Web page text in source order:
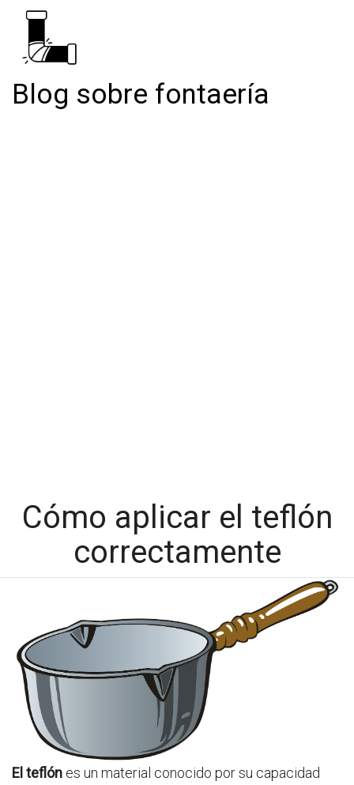
Blog sobre fontaería
Cómo aplicar el teflón
correctamente
El teflón es un material conocido por su capacidad